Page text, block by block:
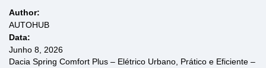
Author:
AUTOHUB
Data:
Junho 8, 2026
Dacia Spring Comfort Plus – Elétrico Urbano, Prático e Eficiente –